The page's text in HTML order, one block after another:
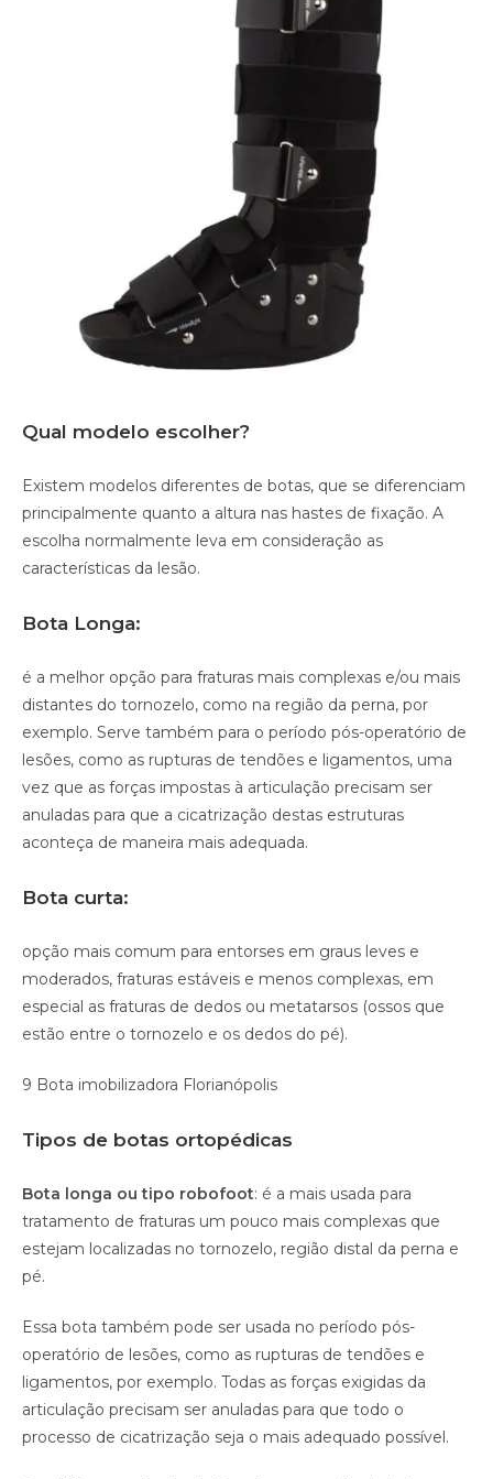
Qual modelo escolher?
Existem modelos diferentes de botas, que se diferenciam
principalmente quanto a altura nas hastes de fixação. A
escolha normalmente leva em consideração as
características da lesão.
Bota Longa:
é a melhor opção para fraturas mais complexas e/ou mais
distantes do tornozelo, como na região da perna, por
exemplo. Serve também para o período pós-operatório de
lesões, como as rupturas de tendões e ligamentos, uma
vez que as forças impostas à articulação precisam ser
anuladas para que a cicatrização destas estruturas
aconteça de maneira mais adequada.
Bota curta:
opção mais comum para entorses em graus leves e
moderados, fraturas estáveis e menos complexas, em
especial as fraturas de dedos ou metatarsos (ossos que
estão entre o tornozelo e os dedos do pé).
9 Bota imobilizadora Florianópolis
Tipos de botas ortopédicas
Bota longa ou tipo robofoot: é a mais usada para
tratamento de fraturas um pouco mais complexas que
estejam localizadas no tornozelo, região distal da perna e
pé.
Essa bota também pode ser usada no período pós-
operatório de lesões, como as rupturas de tendões e
ligamentos, por exemplo. Todas as forças exigidas da
articulação precisam ser anuladas para que todo o
processo de cicatrização seja o mais adequado possível.